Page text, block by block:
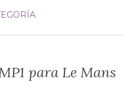
para Le Mans